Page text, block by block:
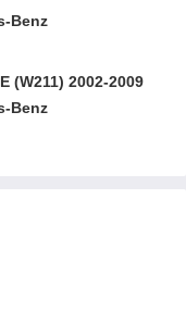
Benz
(W211) 2002-2009
Benz